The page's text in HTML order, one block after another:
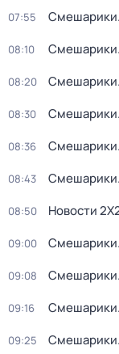
07:55 Смешарики
08:10 Смешарики
08:20 Смешарики
08:30 Смешарики
08:36 Смешарики
08:43 Смешарики
08:50 Новости
09:00 Смешарики
09:08 Смешарики
09:16 Смешарики
09:25 Смешарики